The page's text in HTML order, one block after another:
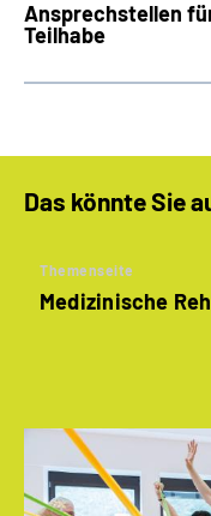
Ansprechstellen
Teilhabe
Das könnte Sie
Themenseite
Medizinische